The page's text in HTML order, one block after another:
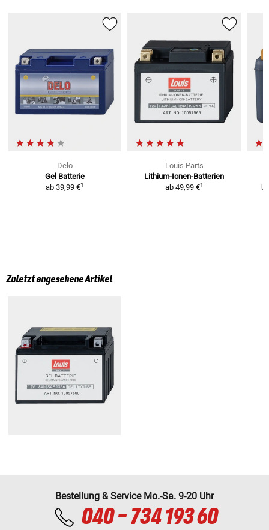
Delo
Gel Batterie
ab 39,99 €1
Louis Parts
Lithium-Ionen-Batterien
ab 49,99 €1
Zuletzt angesehene Artikel
Bestellung & Service Mo.-Sa. 9-20 Uhr
040 - 734 193 60